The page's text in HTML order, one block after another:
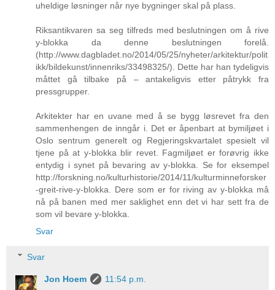
uheldige løsninger når nye bygninger skal på plass.
Riksantikvaren sa seg tilfreds med beslutningen om å rive
y-blokka da denne beslutningen forelå.
(http://www.dagbladet.no/2014/05/25/nyheter/arkitektur/polit
ikk/bildekunst/innenriks/33498325/). Dette har han tydeligvis
måttet gå tilbake på – antakeligvis etter påtrykk fra
pressgrupper.
Arkitekter har en uvane med å se bygg løsrevet fra den
sammenhengen de inngår i. Det er åpenbart at bymiljøet i
Oslo sentrum generelt og Regjeringskvartalet spesielt vil
tjene på at y-blokka blir revet. Fagmiljøet er forøvrig ikke
entydig i synet på bevaring av y-blokka. Se for eksempel
http://forskning.no/kulturhistorie/2014/11/kulturminneforsker
-greit-rive-y-blokka. Dere som er for riving av y-blokka må
nå på banen med mer saklighet enn det vi har sett fra de
som vil bevare y-blokka.
Svar
Svar
Jon Hoem
11:54 p.m.